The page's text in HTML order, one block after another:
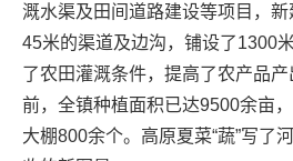
溉水渠及田间道路建设等项目，
45米的渠道及边沟，铺设了1300
了农田灌溉条件，提高了农产品
前，全镇种植面积已达9500余亩
大棚800余个。高原夏菜“蔬”写了